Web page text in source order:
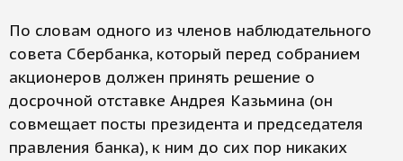
По словам одного из членов наблюдательного
совета Сбербанка, который перед собранием
акционеров должен принять решение о
досрочной отставке Андрея Казьмина (он
совмещает посты президента и председателя
правления банка), к ним до сих пор никаких